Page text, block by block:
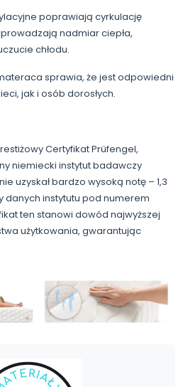
poprawiają cyrkulację
nadmiar ciepła,
chłodu.
sprawia, że jest odpowiedni
jak i osób dorosłych.
Certyfikat Prüfengel,
niemiecki instytut badawczy
uzyskał bardzo wysoką notę – 1,3
danych instytutu pod numerem
ten stanowi dowód najwyższej
użytkowania, gwarantując